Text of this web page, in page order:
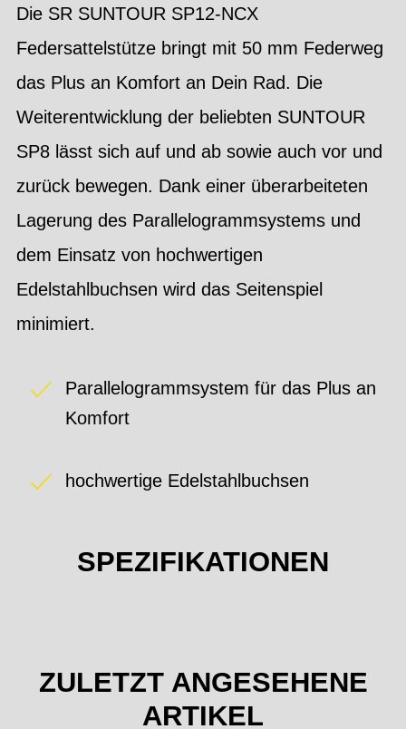
Die SR SUNTOUR SP12-NCX
Federsattelstütze bringt mit 50 mm Federweg
das Plus an Komfort an Dein Rad. Die
Weiterentwicklung der beliebten SUNTOUR
SP8 lässt sich auf und ab sowie auch vor und
zurück bewegen. Dank einer überarbeiteten
Lagerung des Parallelogrammsystems und
dem Einsatz von hochwertigen
Edelstahlbuchsen wird das Seitenspiel
minimiert.
Parallelogrammsystem für das Plus an
Komfort
hochwertige Edelstahlbuchsen
SPEZIFIKATIONEN
ZULETZT ANGESEHENE
ARTIKEL